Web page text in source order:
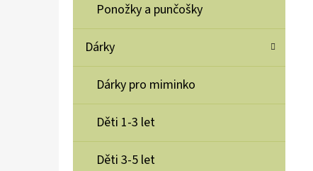
Ponožky a punčošky
Dárky
Dárky pro miminko
Děti 1-3 let
Děti 3-5 let